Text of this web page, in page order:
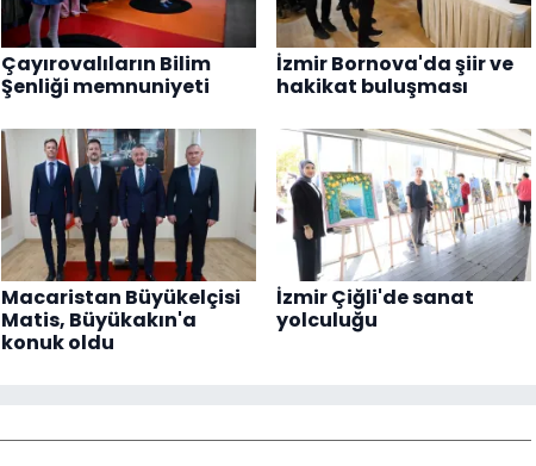
Çayırovalıların Bilim
Şenliği memnuniyeti
İzmir Bornova'da şiir ve
hakikat buluşması
Macaristan Büyükelçisi
Matis, Büyükakın'a
konuk oldu
İzmir Çiğli'de sanat
yolculuğu